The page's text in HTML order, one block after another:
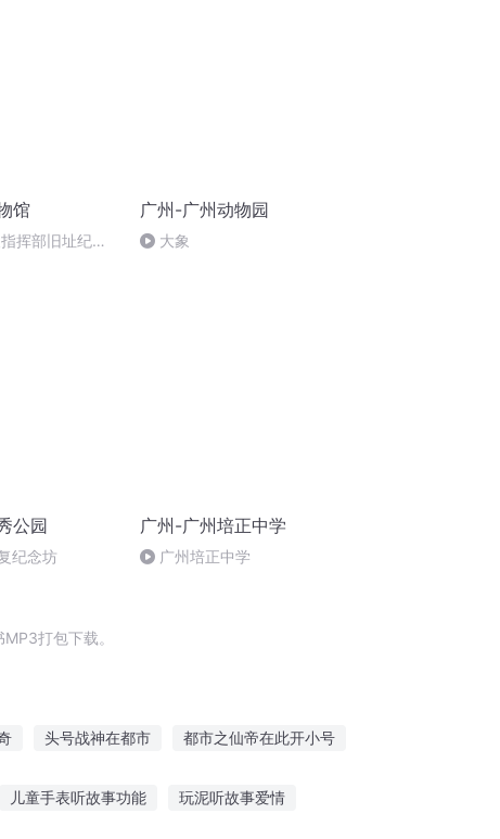
馆
挥部旧址纪念
广州-广州动物园
大象
公园
纪念坊
广州-广州培正中学
广州培正中学
打包下载。
头号战神在都市 都市之仙帝在此开小号
儿童手表听故事功能 玩泥听故事爱情